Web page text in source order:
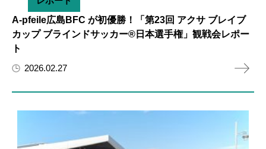
A-pfeile広島BFC が初優勝！「第23回 アクサ ブレイブ
カップ ブラインドサッカー®日本選手権」観戦会レポー
ト
2026.02.27